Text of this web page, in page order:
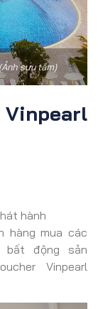
sưu tầm)
hành
hàng mua các
bất động sản
Vinpearl